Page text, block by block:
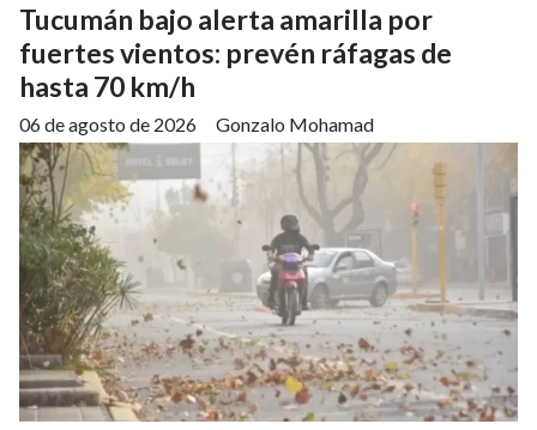
Tucumán bajo alerta amarilla por
fuertes vientos: prevén ráfagas de
hasta 70 km/h
Gonzalo Mohamad
06 de agosto de 2026